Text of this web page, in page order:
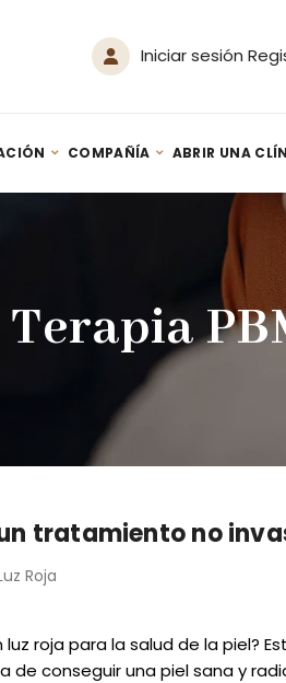
Iniciar sesión
COMPAÑÍA ABRIR UNA
Terapia
tratamiento no
Roja
roja para la salud de la piel?
conseguir una piel sana y